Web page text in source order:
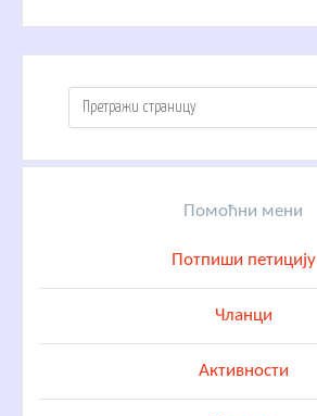
Помоћни мени
Потпиши петицију
Чланци
Активности